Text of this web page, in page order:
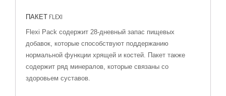
ПАКЕТ FLEXI
Flexi Pack содержит 28-дневный запас пищевых
добавок, которые способствуют поддержанию
нормальной функции хрящей и костей. Пакет также
содержит ряд минералов, которые связаны со
здоровьем суставов.